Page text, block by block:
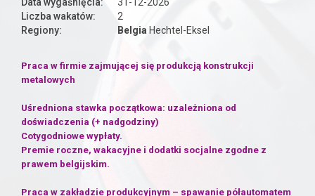
Liczba wakatów:
2
Regiony:
Belgia Hechtel-Eksel
Praca w firmie zajmującej się produkcją konstrukcji
metalowych
Uśredniona stawka początkowa: uzależniona od
doświadczenia (+ nadgodziny)
Cotygodniowe wypłaty.
Premie roczne, wakacyjne i dodatki socjalne zgodne z
prawem belgijskim.
Praca w zakładzie produkcyjnym – spawanie półautomatem